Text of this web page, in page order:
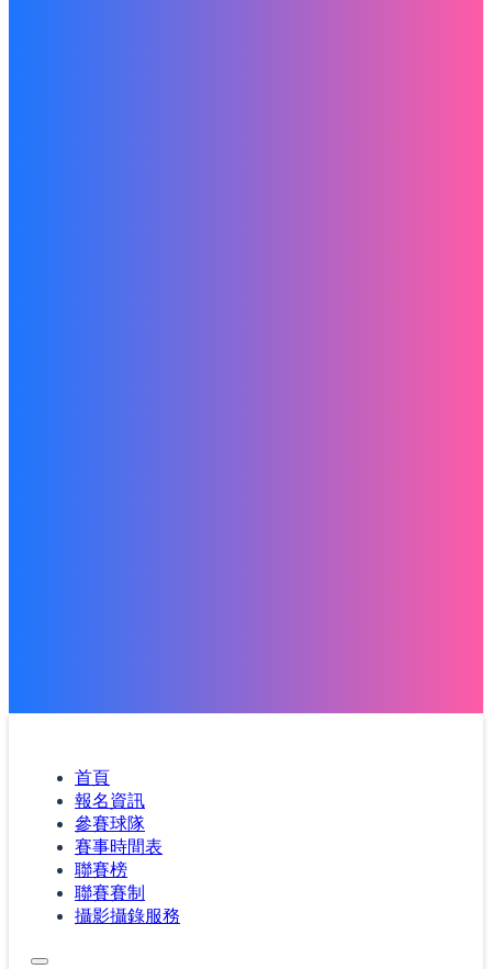
首頁
報名資訊
參賽球隊
賽事時間表
聯賽榜
聯賽賽制
攝影攝錄服務